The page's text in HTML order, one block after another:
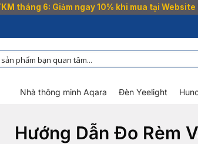
tháng 6: Giảm ngay 10% khi mua tại
Nhà thông minh Aqara Đèn Yeelight
Hướng Dẫn Đo Rèm